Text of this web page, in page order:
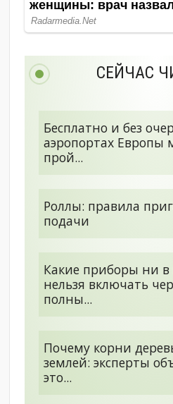
СЕЙЧАС
Бесплатно и без
аэропортах Европы
прой...
Роллы: правила
подачи
Какие приборы ни в
нельзя включать
полны...
Почему корни
землей: эксперты
это...